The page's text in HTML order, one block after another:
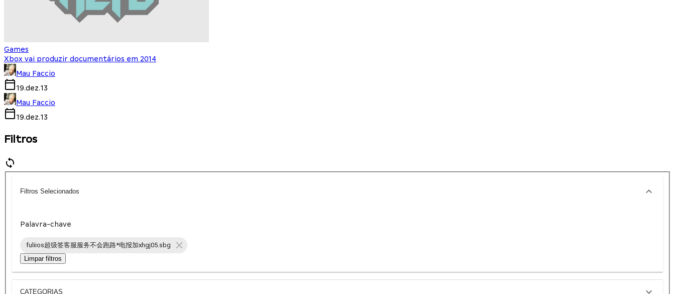
Games
Xbox vai produzir documentários em 2014
Mau Faccio
19.dez.13
Mau Faccio
19.dez.13
Filtros
Filtros Selecionados
Palavra-chave
fuliios超级签客服服务不会跑路*电报加xhgj05.sbg
Limpar filtros
CATEGORIAS